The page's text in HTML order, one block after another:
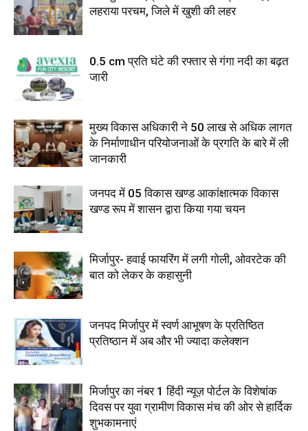
लहराया परचम, जिले में खुशी की लहर
0.5 cm प्रति घंटे की रफ्तार से गंगा नदी का बढ़त
जारी
मुख्य विकास अधिकारी ने 50 लाख से अधिक लागत
के निर्माणाधीन परियोजनाओं के प्रगति के बारे में ली
जानकारी
जनपद में 05 विकास खण्ड आकांक्षात्मक विकास
खण्ड रूप में शासन द्वारा किया गया चयन
मिर्जापुर- हवाई फायरिंग में लगी गोली, ओवरटेक की
बात को लेकर के कहासुनी
जनपद मिर्जापुर में स्वर्ण आभूषण के प्रतिष्ठित
प्रतिष्ठान में अब और भी ज्यादा कलेक्शन
मिर्जापुर का नंबर 1 हिंदी न्यूज़ पोर्टल के विशेषांक
दिवस पर युवा ग्रामीण विकास मंच की ओर से हार्दिक
शुभकामनाएं